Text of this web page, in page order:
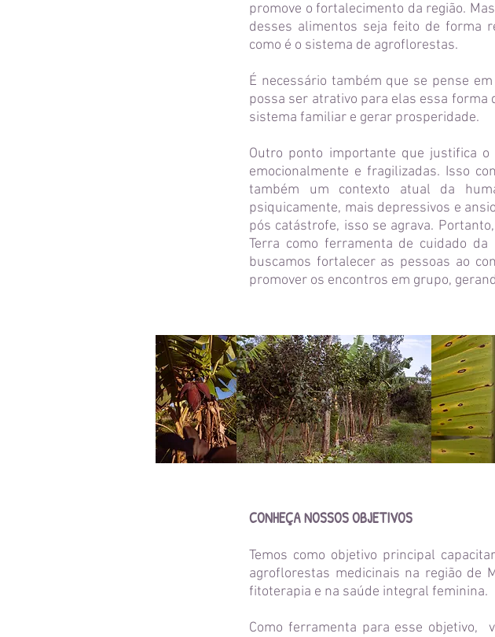
promove o fortalecimento da região.
desses alimentos seja feito de forma
como é o sistema de agroflorestas.
É necessário também que se pense
possa ser atrativo para elas essa
sistema familiar e gerar prosperidade.
Outro ponto importante que justifica
emocionalmente e fragilizadas. Isso
também um contexto atual da
psiquicamente, mais depressivos e
pós catástrofe, isso se agrava.
Terra como ferramenta de cuidado
buscamos fortalecer as pessoas ao
promover os encontros em grupo,
CONHEÇA NOSSOS OBJETIVOS
Temos como objetivo principal
agroflorestas medicinais na região de
fitoterapia e na saúde integral feminina.
Como ferramenta para esse objetivo,